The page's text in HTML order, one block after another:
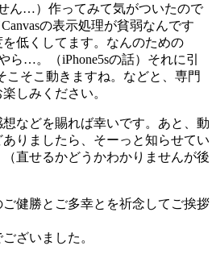
ん…）作ってみて気がついたので
の表示処理が貧弱なんです
低くしてます。なんのための
ら…。（iPhone5sの話）それに引
こそこ動きますね。などと、専門
しみください。
などを賜れば幸いです。あと、動
りましたら、そーっと知らせてい
直せるかどうかわかりませんが後
健勝とご多幸とを祈念してご挨拶
ざいました。